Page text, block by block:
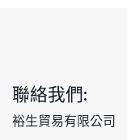
聯絡我們:
裕生貿易有限公司